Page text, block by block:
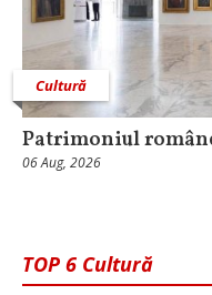
Cultură
Patrimoniul
06 Aug, 2026
TOP 6 Cultură